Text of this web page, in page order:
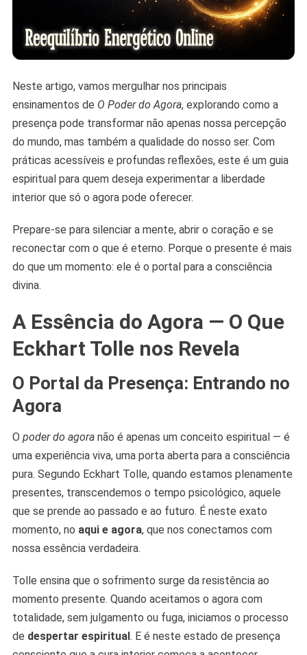
Neste artigo, vamos mergulhar nos principais
ensinamentos de O Poder do Agora, explorando como a
presença pode transformar não apenas nossa percepção
do mundo, mas também a qualidade do nosso ser. Com
práticas acessíveis e profundas reflexões, este é um guia
espiritual para quem deseja experimentar a liberdade
interior que só o agora pode oferecer.
Prepare-se para silenciar a mente, abrir o coração e se
reconectar com o que é eterno. Porque o presente é mais
do que um momento: ele é o portal para a consciência
divina.
A Essência do Agora — O Que
Eckhart Tolle nos Revela
O Portal da Presença: Entrando no
Agora
O poder do agoranão é apenas um conceito espiritual — é
uma experiência viva, uma porta aberta para a consciência
pura. Segundo Eckhart Tolle, quando estamos plenamente
presentes, transcendemos o tempo psicológico, aquele
que se prende ao passado e ao futuro. É neste exato
momento, no aqui e agora, que nos conectamos com
nossa essência verdadeira.
Tolle ensina que o sofrimento surge da resistência ao
momento presente. Quando aceitamos o agora com
totalidade, sem julgamento ou fuga, iniciamos o processo
de despertar espiritual . E é neste estado de presença